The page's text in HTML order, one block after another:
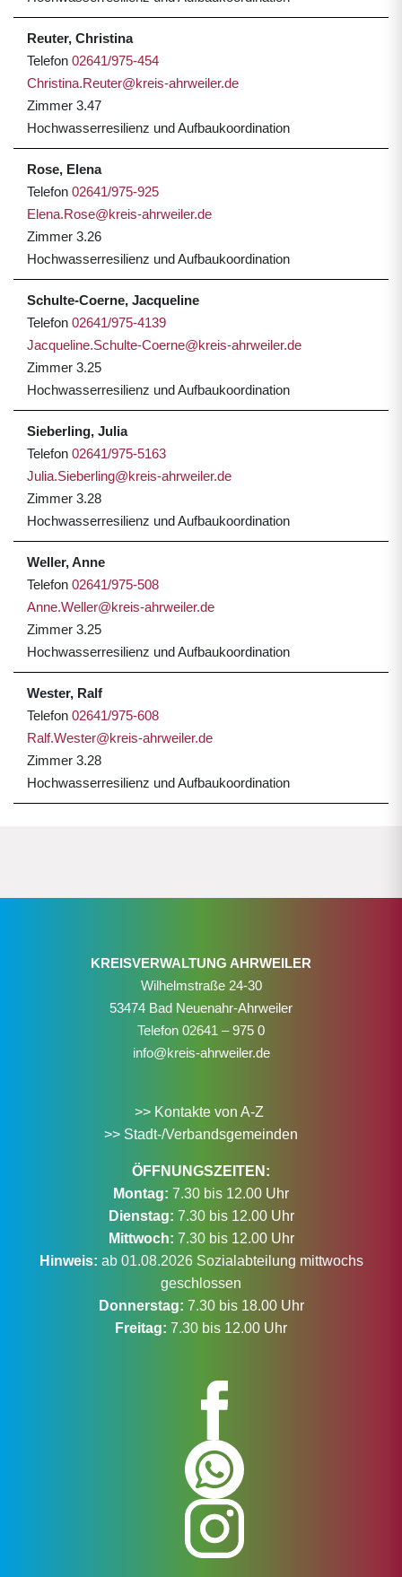
Reuter, Christina
Telefon 02641/975-454
Christina.Reuter@kreis-ahrweiler.de
Zimmer 3.47
Hochwasserresilienz und Aufbaukoordination
Rose, Elena
Telefon 02641/975-925
Elena.Rose@kreis-ahrweiler.de
Zimmer 3.26
Hochwasserresilienz und Aufbaukoordination
Schulte-Coerne, Jacqueline
Telefon 02641/975-4139
Jacqueline.Schulte-Coerne@kreis-ahrweiler.de
Zimmer 3.25
Hochwasserresilienz und Aufbaukoordination
Sieberling, Julia
Telefon 02641/975-5163
Julia.Sieberling@kreis-ahrweiler.de
Zimmer 3.28
Hochwasserresilienz und Aufbaukoordination
Weller, Anne
Telefon 02641/975-508
Anne.Weller@kreis-ahrweiler.de
Zimmer 3.25
Hochwasserresilienz und Aufbaukoordination
Wester, Ralf
Telefon 02641/975-608
Ralf.Wester@kreis-ahrweiler.de
Zimmer 3.28
Hochwasserresilienz und Aufbaukoordination
KREISVERWALTUNG AHRWEILER
Wilhelmstraße 24-30
53474 Bad Neuenahr-Ahrweiler
Telefon 02641 – 975 0
info@kreis-ahrweiler.de
>> Kontakte von A-Z
>> Stadt-/Verbandsgemeinden
ÖFFNUNGSZEITEN:
Montag: 7.30 bis 12.00 Uhr
Dienstag: 7.30 bis 12.00 Uhr
Mittwoch: 7.30 bis 12.00 Uhr
Hinweis: ab 01.08.2026 Sozialabteilung mittwochs
geschlossen
Donnerstag: 7.30 bis 18.00 Uhr
Freitag: 7.30 bis 12.00 Uhr